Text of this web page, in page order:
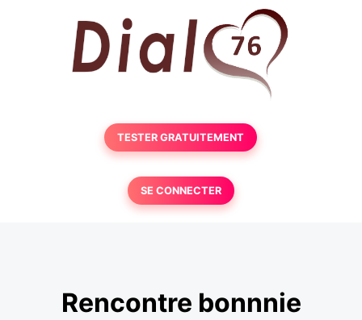
TESTER GRATUITEMENT
SE CONNECTER
Rencontre bonnnie